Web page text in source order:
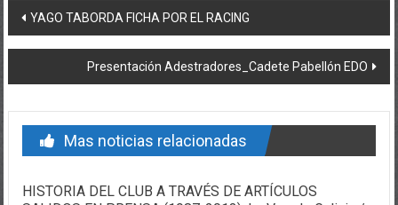
Post navigation
YAGO TABORDA FICHA POR EL RACING
Presentación Adestradores_Cadete Pabellón EDO
Mas noticias relacionadas
HISTORIA DEL CLUB A TRAVÉS DE ARTÍCULOS